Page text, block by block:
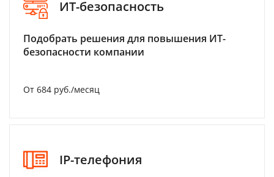
ИТ-безопасность
Подобрать решения для повышения ИТ-
безопасности компании
От 684 руб./месяц
IP-телефония